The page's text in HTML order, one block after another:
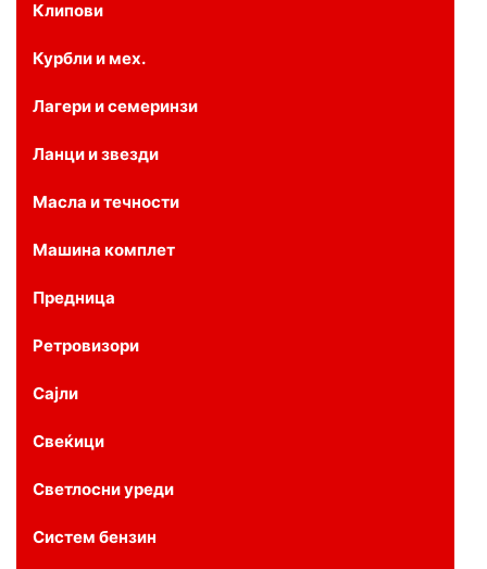
Клипови
Курбли и мех.
Лагери и семеринзи
Ланци и звезди
Масла и течности
Машина комплет
Предница
Ретровизори
Сајли
Свеќици
Светлосни уреди
Систем бензин